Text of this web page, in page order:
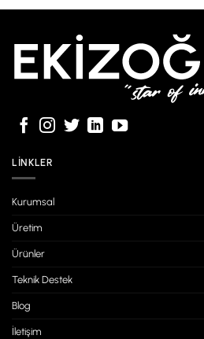
LINKLER
Kurumsal
Üretim
Ürünler
Teknik Destek
Blog
İletişim